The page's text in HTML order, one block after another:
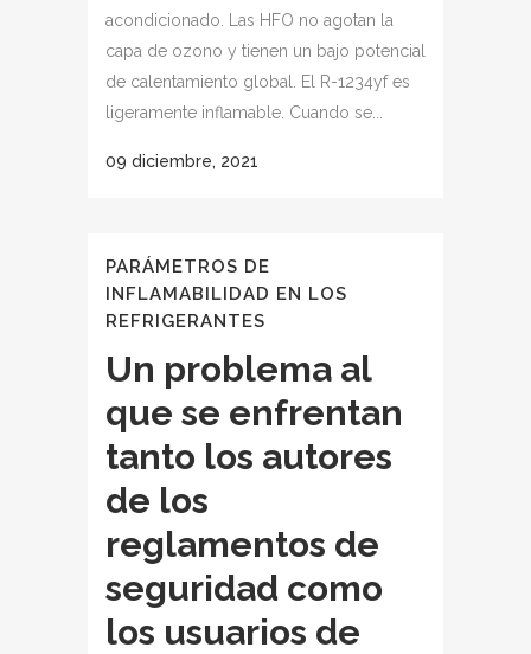
acondicionado. Las HFO no agotan la
capa de ozono y tienen un bajo potencial
de calentamiento global. El R-1234yf es
ligeramente inflamable. Cuando se...
09 diciembre, 2021
PARÁMETROS DE
INFLAMABILIDAD EN LOS
REFRIGERANTES
Un problema al
que se enfrentan
tanto los autores
de los
reglamentos de
seguridad como
los usuarios de